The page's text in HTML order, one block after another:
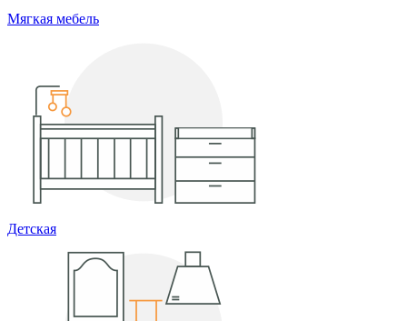
Мягкая мебель
Детская